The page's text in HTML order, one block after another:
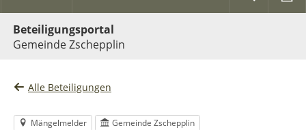
Beteiligungsportal
Gemeinde Zschepplin
Alle Beteiligungen
Mängelmelder
Gemeinde Zschepplin